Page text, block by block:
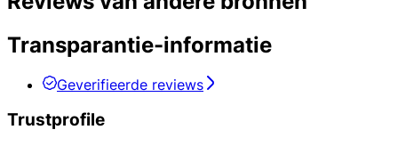
Transparantie-informatie
Geverifieerde reviews
Trustprofile